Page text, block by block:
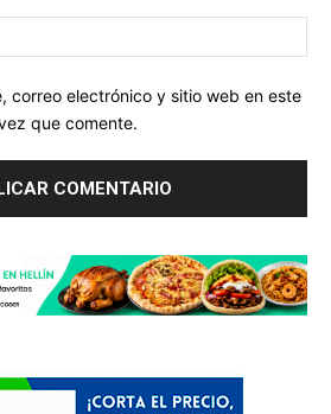
correo electrónico y sitio web en este
que comente.